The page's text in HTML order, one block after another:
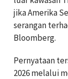
jika Amerika
serangan
Bloomberg.
Pernyataan
2026 melalui